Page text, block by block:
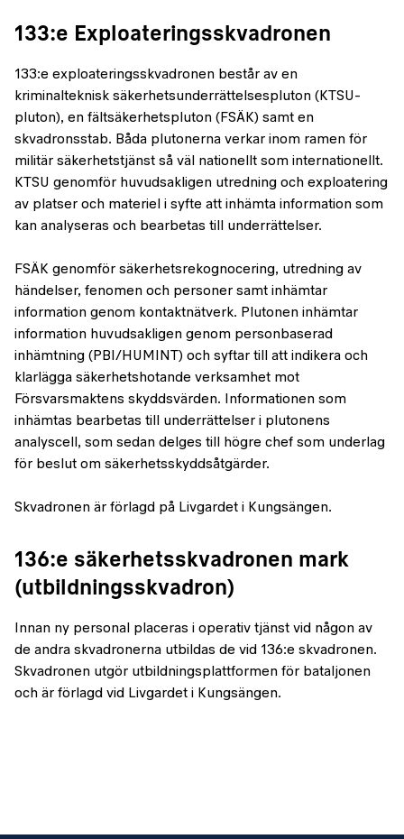
133:e Exploateringsskvadronen
133:e exploateringsskvadronen består av en
kriminalteknisk säkerhetsunderrättelsespluton (KTSU-
pluton), en fältsäkerhetspluton (FSÄK) samt en
skvadronsstab. Båda plutonerna verkar inom ramen för
militär säkerhetstjänst så väl nationellt som internationellt.
KTSU genomför huvudsakligen utredning och exploatering
av platser och materiel i syfte att inhämta information som
kan analyseras och bearbetas till underrättelser.
FSÄK genomför säkerhetsrekognocering, utredning av
händelser, fenomen och personer samt inhämtar
information genom kontaktnätverk. Plutonen inhämtar
information huvudsakligen genom personbaserad
inhämtning (PBI/HUMINT) och syftar till att indikera och
klarlägga säkerhetshotande verksamhet mot
Försvarsmaktens skyddsvärden. Informationen som
inhämtas bearbetas till underrättelser i plutonens
analyscell, som sedan delges till högre chef som underlag
för beslut om säkerhetsskyddsåtgärder.
Skvadronen är förlagd på Livgardet i Kungsängen.
136:e säkerhetsskvadronen mark
(utbildningsskvadron)
Innan ny personal placeras i operativ tjänst vid någon av
de andra skvadronerna utbildas de vid 136:e skvadronen.
Skvadronen utgör utbildningsplattformen för bataljonen
och är förlagd vid Livgardet i Kungsängen.